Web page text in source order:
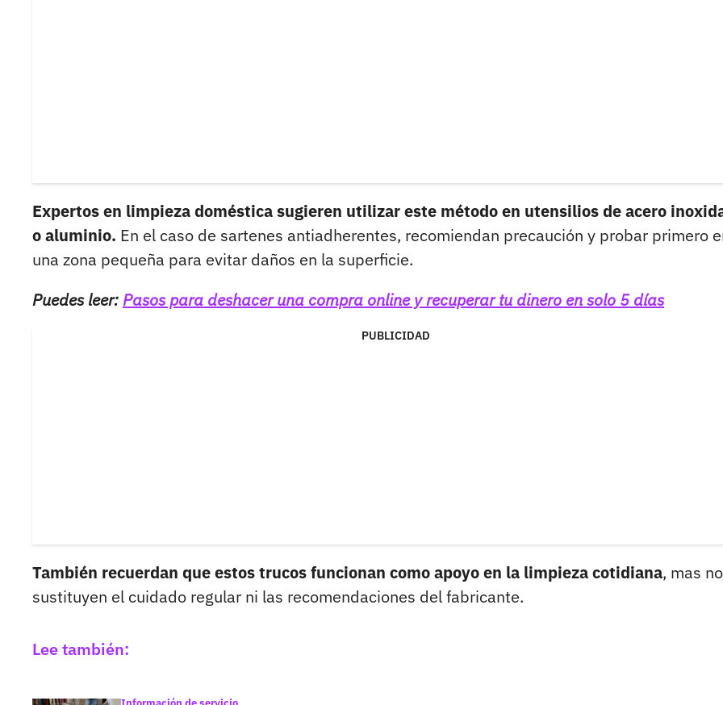
Expertos en limpieza doméstica sugieren utilizar este método en utensilios de acero
o aluminio. En el caso de sartenes antiadherentes, recomiendan precaución y probar primero
una zona pequeña para evitar daños en la superficie.
Puedes leer:Pasos para deshacer una compra online y recuperar tu dinero en solo 5 días
PUBLICIDAD
También recuerdan que estos trucos funcionan como apoyo en la limpieza cotidiana, mas no
sustituyen el cuidado regular ni las recomendaciones del fabricante.
Lee también: